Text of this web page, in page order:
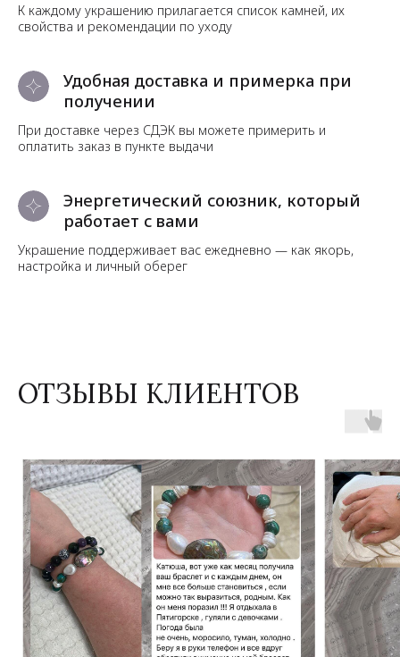
К каждому украшению прилагается список камней, их
свойства и рекомендации по уходу
Удобная доставка и примерка при
получении
При доставке через СДЭК вы можете примерить и
оплатить заказ в пункте выдачи
Энергетический союзник, который
работает с вами
Украшение поддерживает вас ежедневно — как якорь,
настройка и личный оберег
ОТЗЫВЫ КЛИЕНТОВ